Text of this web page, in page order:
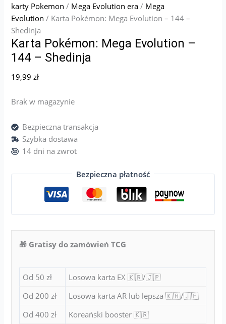
karty Pokemon / Mega Evolution era / Mega
Evolution / Karta Pokémon: Mega Evolution – 144 –
Shedinja
Karta Pokémon: Mega Evolution –
144 – Shedinja
19,99zł
Brak w magazynie
Bezpieczna transakcja
Szybka dostawa
14 dni na zwrot
Bezpieczna płatność
🎁 Gratisy do zamówień TCG
Od 50 zł
Losowa karta EX 🇰🇷/🇯🇵
Od 200 zł
Losowa karta AR lub lepsza 🇰🇷/🇯🇵
Od 400 zł
Koreański booster 🇰🇷